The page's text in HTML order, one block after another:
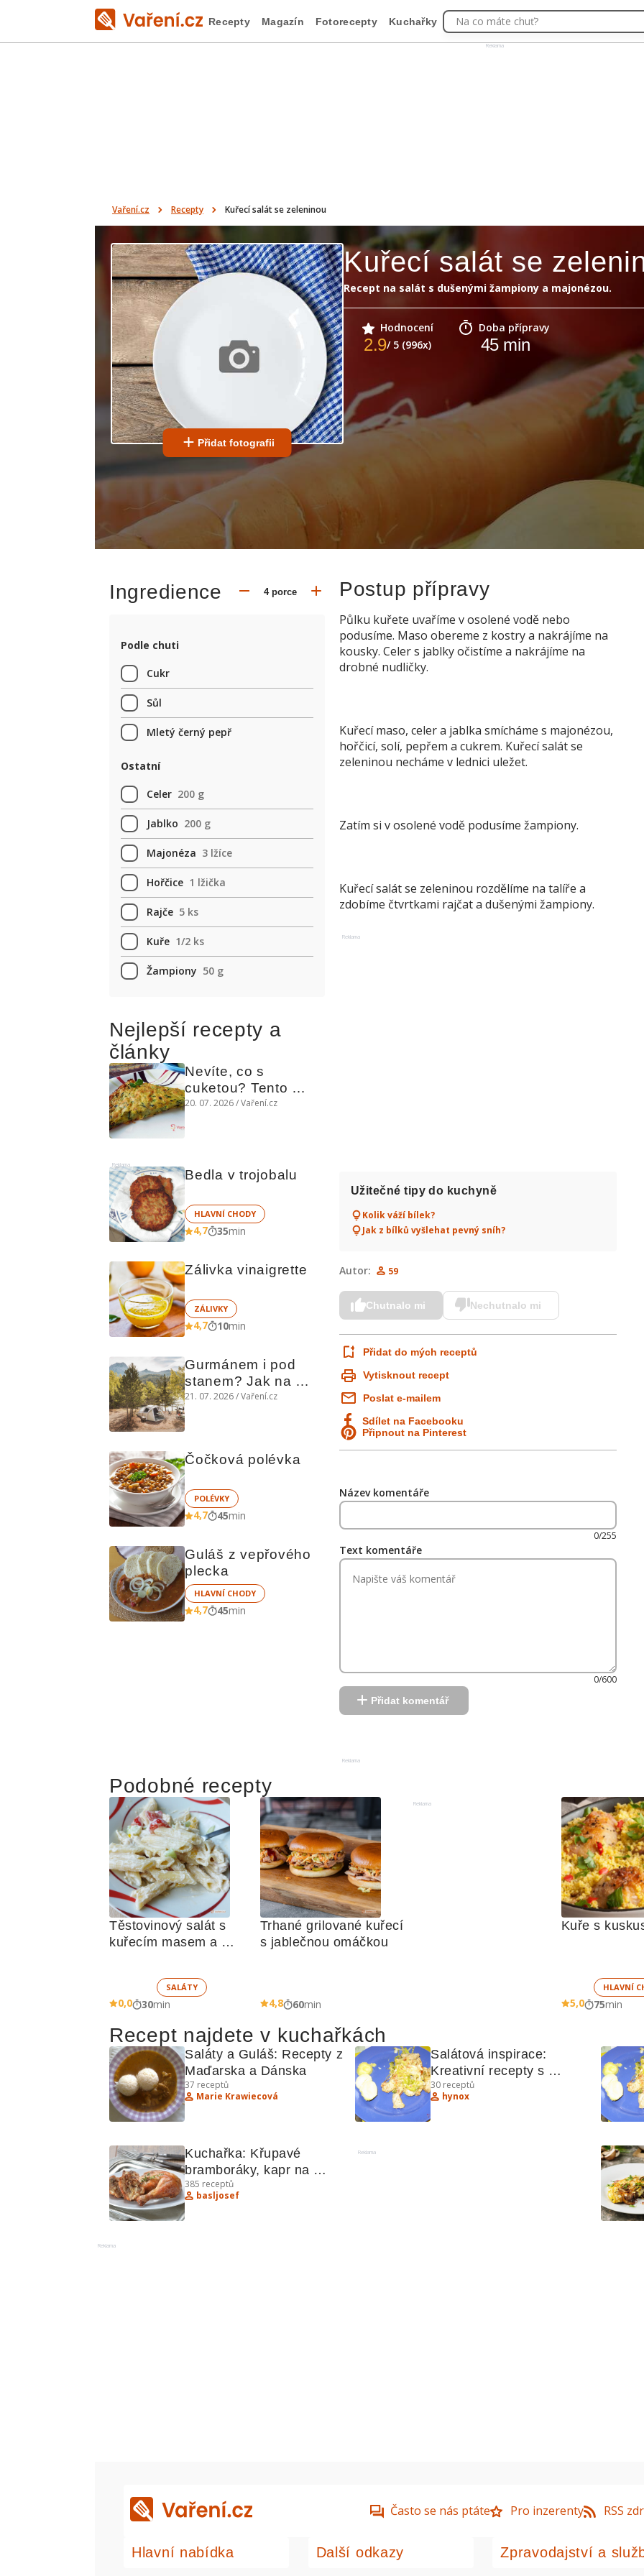
Reklama
Recepty Magazín Fotorecepty Kuchařky Na co máte chuť?
Vaření.cz Recepty Kuřecí salát se zeleninou
Přidat fotografii
Kuřecí salát se
Recept na salát s dušenými žampiony a majonézou.
Hodnocení
2.9/ 5 (996x)
Doba přípravy
45min
Ingredience
Podle chuti
Cukr
Sůl
Mletý černý pepř
Ostatní
Celer 200 g
Jablko 200 g
Majonéza 3 lžíce
Hořčice 1 lžička
Rajče 5 ks
Kuře 1/2 ks
Žampiony 50 g
Nejlepší recepty a
články
Nevíte, co s
cuketou? Tento
levný slaný koláč
20. 07. 2026 / Vaření.cz
Reklama
Bedla v trojobalu
HLAVNÍ CHODY
4,7 35min
Zálivka vinaigrette
ZÁLIVKY
4,7 10min
Gurmánem i pod
stanem? Jak na
polní kuchyni a na
21. 07. 2026 / Vaření.cz
Čočková polévka
POLÉVKY
4,7 45min
Guláš z vepřového
plecka
HLAVNÍ CHODY
4,7 45min
Postup přípravy
Půlku kuřete uvaříme v osolené vodě nebo
podusíme. Maso obereme z kostry a nakrájíme na
kousky. Celer s jablky očistíme a nakrájíme na
drobné nudličky.
Kuřecí maso, celer a jablka smícháme s majonézou,
hořčicí, solí, pepřem a cukrem. Kuřecí salát se
zeleninou necháme v lednici uležet.
Zatím si v osolené vodě podusíme žampiony.
Kuřecí salát se zeleninou rozdělíme na talíře a
zdobíme čtvrtkami rajčat a dušenými žampiony.
Reklama
Užitečné tipy do kuchyně
Kolik váží bílek?
Jak z bílků vyšlehat pevný sníh?
Autor: 59
Chutnalo mi Nechutnalo mi
Přidat do mých receptů
Vytisknout recept
Poslat e-mailem
Sdílet na Facebooku
Připnout na Pinterest
Název komentáře
0/255
Text komentáře
0/600
Přidat komentář
Reklama
Podobné recepty
Těstovinový salát s
kuřecím masem a
SALÁTY
0,0 30min
Trhané grilované kuřecí
s jablečnou omáčkou
4,8 60min
Reklama
Kuře s
HLAVNÍ
5,0 75min
Recept najdete v kuchařkách
Saláty a Guláš: Recepty z
Maďarska a Dánska
37 receptů
Marie Krawiecová
Salátová inspirace:
Kreativní recepty s
kuřecím a sýrem
30 receptů
hynox
Kuchařka: Křupavé
bramboráky, kapr na
smetaně a další lahodné
recepty
385 receptů
basljosef
Reklama
Reklama
Často se nás ptáte Pro inzerenty RSS
Hlavní nabídka Další odkazy Zpravodajství a